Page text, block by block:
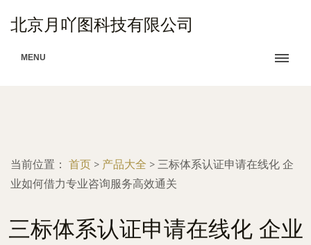
北京月吖图科技有限公司
MENU
当前位置： 首页 > 产品大全 > 三标体系认证申请在线化 企
业如何借力专业咨询服务高效通关
三标体系认证申请在线化 企业